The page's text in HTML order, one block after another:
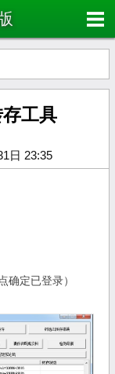
工具
日 23:35
确定已登录）